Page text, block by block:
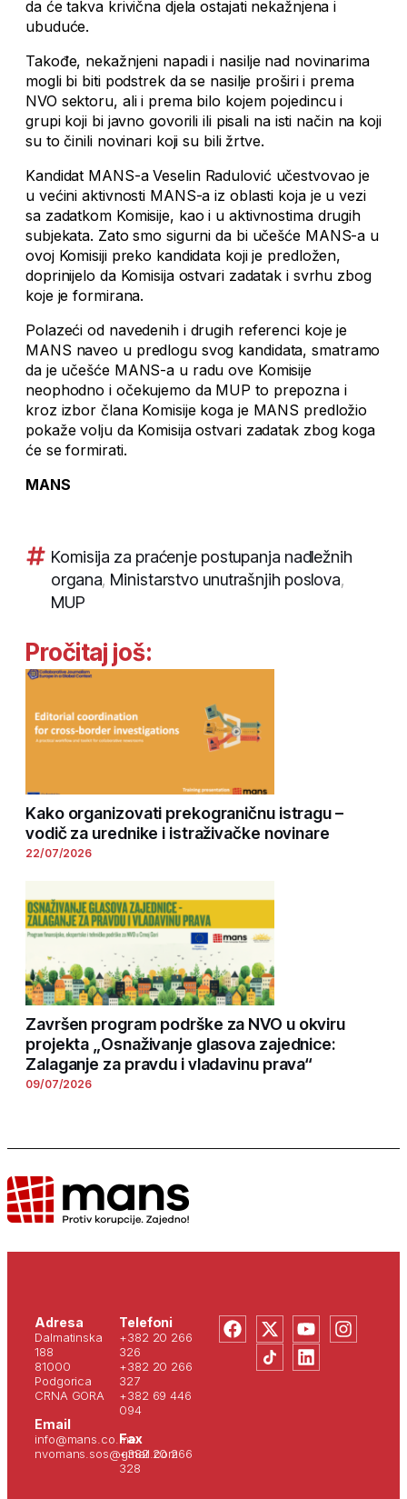
da će takva krivična djela ostajati nekažnjena i
ubuduće.
Takođe, nekažnjeni napadi i nasilje nad novinarima
mogli bi biti podstrek da se nasilje proširi i prema
NVO sektoru, ali i prema bilo kojem pojedincu i
grupi koji bi javno govorili ili pisali na isti način na koji
su to činili novinari koji su bili žrtve.
Kandidat MANS-a Veselin Radulović učestvovao je
u većini aktivnosti MANS-a iz oblasti koja je u vezi
sa zadatkom Komisije, kao i u aktivnostima drugih
subjekata. Zato smo sigurni da bi učešće MANS-a u
ovoj Komisiji preko kandidata koji je predložen,
doprinijelo da Komisija ostvari zadatak i svrhu zbog
koje je formirana.
Polazeći od navedenih i drugih referenci koje je
MANS naveo u predlogu svog kandidata, smatramo
da je učešće MANS-a u radu ove Komisije
neophodno i očekujemo da MUP to prepozna i
kroz izbor člana Komisije koga je MANS predložio
pokaže volju da Komisija ostvari zadatak zbog koga
će se formirati.
MANS
Komisija za praćenje postupanja nadležnih
organa, Ministarstvo unutrašnjih poslova,
MUP
Pročitaj još:
Kako organizovati prekograničnu istragu –
vodič za urednike i istraživačke novinare
22/07/2026
Završen program podrške za NVO u okviru
projekta „Osnaživanje glasova zajednice:
Zalaganje za pravdu i vladavinu prava“
09/07/2026
Adresa
Dalmatinska
188
81000
Podgorica
CRNA GORA
Email
info@mans.co.me
nvomans.sos@gmail.com
Telefoni
+382 20 266
326
+382 20 266
327
+382 69 446
094
Fax
+382 20 266
328